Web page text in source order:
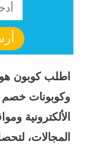
اطلب كوبون
الألكترونية
المجالات،